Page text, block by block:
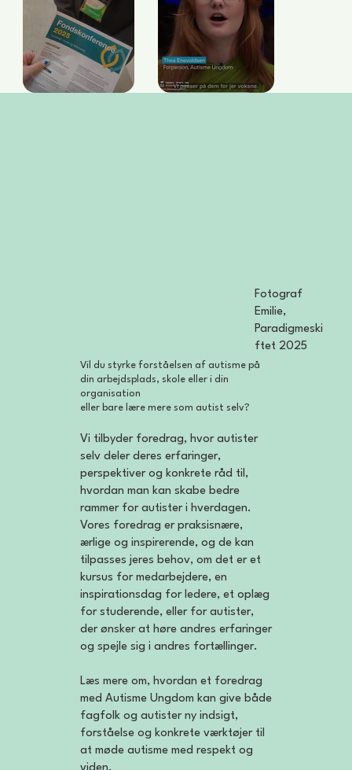
Vil du styrke forståelsen af autisme på
din arbejdsplads, skole eller i din
organisation
eller bare lære mere som autist selv?
Vi tilbyder foredrag, hvor autister
selv deler deres erfaringer,
perspektiver og konkrete råd til,
hvordan man kan skabe bedre
rammer for autister i hverdagen.
Vores foredrag er praksisnære,
ærlige og inspirerende, og de kan
tilpasses jeres behov, om det er et
kursus for medarbejdere, en
inspirationsdag for ledere, et oplæg
for studerende, eller for autister,
der ønsker at høre andres erfaringer
og spejle sig i andres fortællinger.
Læs mere om, hvordan et foredrag
med Autisme Ungdom kan give både
fagfolk og autister ny indsigt,
forståelse og konkrete værktøjer til
at møde autisme med respekt og
Fotograf
Emilie,
Paradigmeski
ftet 2025